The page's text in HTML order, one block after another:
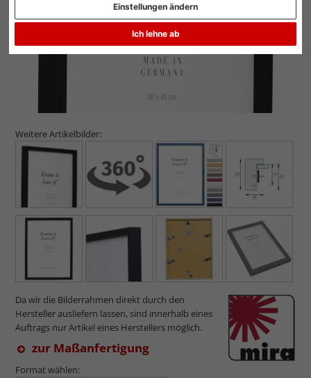
Ich lehne ab
Einstellungen ändern
Weitere Artikelbilder:
Da wir die Bilderrahmen direkt durch den
Hersteller ausliefern lassen, sind innerhalb eines
Auftrags nur Artikel eines Herstellers möglich.
zur Maßanfertigung
Format wählen: